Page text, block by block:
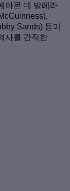
아몬 데 발레라
Sands) 등이
사를 간직한